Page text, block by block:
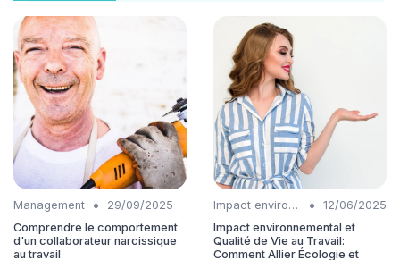
Management •
29/09/2025
Comprendre le comportement
d'un collaborateur narcissique
au travail
Impact environnemental •
12/06/2025
Impact environnemental et
Qualité de Vie au Travail:
Comment Allier Écologie et